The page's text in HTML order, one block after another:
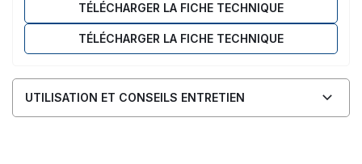
TÉLÉCHARGER LA FICHE TECHNIQUE
TÉLÉCHARGER LA FICHE TECHNIQUE
UTILISATION ET CONSEILS ENTRETIEN